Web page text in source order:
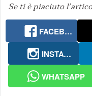
Se ti è piaciuto
FACEBOOK
INSTAGRAM
WHATSAPP